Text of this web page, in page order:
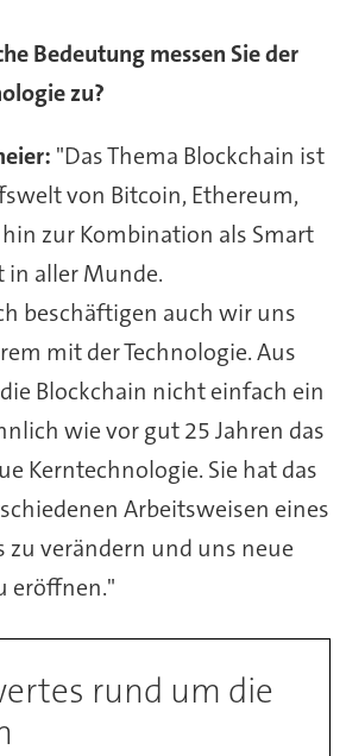
Bedeutung messen Sie der
zu?
"Das Thema Blockchain ist
von Bitcoin, Ethereum,
hin zur Kombination als Smart
in aller Munde.
beschäftigen auch wir uns
mit der Technologie. Aus
Blockchain nicht einfach ein
wie vor gut 25 Jahren das
Kerntechnologie. Sie hat das
Arbeitsweisen eines
zu verändern und uns neue
eröffnen."
rund um die